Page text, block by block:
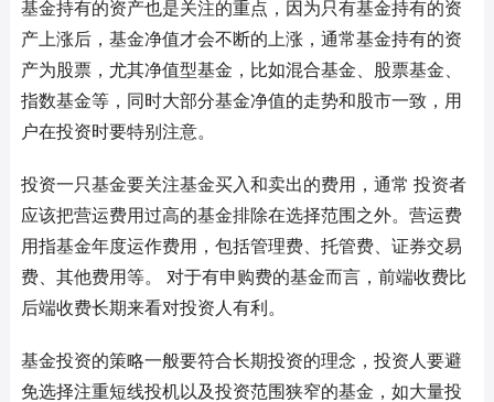
基金持有的资产也是关注的重点，因为只有基金持有的资
产上涨后，基金净值才会不断的上涨，通常基金持有的资
产为股票，尤其净值型基金，比如混合基金、股票基金、
指数基金等，同时大部分基金净值的走势和股市一致，用
户在投资时要特别注意。
投资一只基金要关注基金买入和卖出的费用，通常 投资者
应该把营运费用过高的基金排除在选择范围之外。营运费
用指基金年度运作费用，包括管理费、托管费、证券交易
费、其他费用等。 对于有申购费的基金而言，前端收费比
后端收费长期来看对投资人有利。
基金投资的策略一般要符合长期投资的理念，投资人要避
免选择注重短线投机以及投资范围狭窄的基金，如大量投